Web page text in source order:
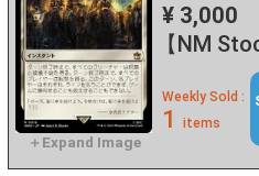
¥ 3,000
【NM
Weekly Sold :
1 items